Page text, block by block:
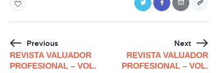
Previous
REVISTA VALUADOR
PROFESIONAL – VOL.
Next
REVISTA VALUADOR
PROFESIONAL – VOL.